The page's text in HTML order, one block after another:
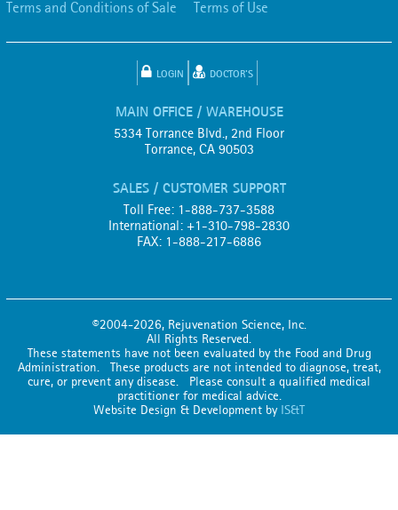
Terms and Conditions of Sale
Terms of Use
LOGIN DOCTOR'S
MAIN OFFICE / WAREHOUSE
5334 Torrance Blvd., 2nd Floor
Torrance, CA 90503
SALES / CUSTOMER SUPPORT
Toll Free: 1-888-737-3588
International: +1-310-798-2830
FAX: 1-888-217-6886
©2004-2026, Rejuvenation Science, Inc.
All Rights Reserved.
These statements have not been evaluated by the Food and Drug
Administration. These products are not intended to diagnose, treat,
cure, or prevent any disease. Please consult a qualified medical
practitioner for medical advice.
Website Design & Development by IS&T